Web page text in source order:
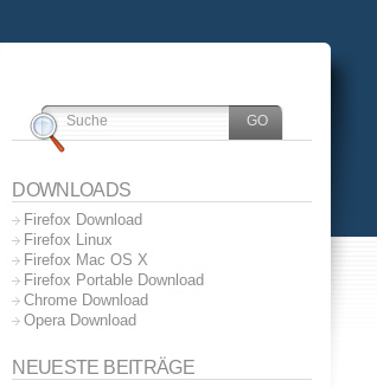
DOWNLOADS
Firefox Download
Firefox Linux
Firefox Mac OS X
Firefox Portable Download
Chrome Download
Opera Download
NEUESTE BEITRÄGE